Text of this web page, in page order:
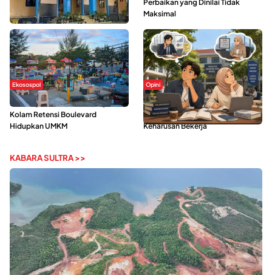
Ceritakan Manfaat dan Tantangan
Perbaikan yang Dinilai Tidak
Maksimal
Ekosospol
Ramainya Aktivitas Olahraga di
Kolam Retensi Boulevard
Hidupkan UMKM
Opini
Kerasnya Kehidupan Mahasiswa di
Tengah Gempuran Tugas dan
Keharusan Bekerja
KABARA SULTRA >>